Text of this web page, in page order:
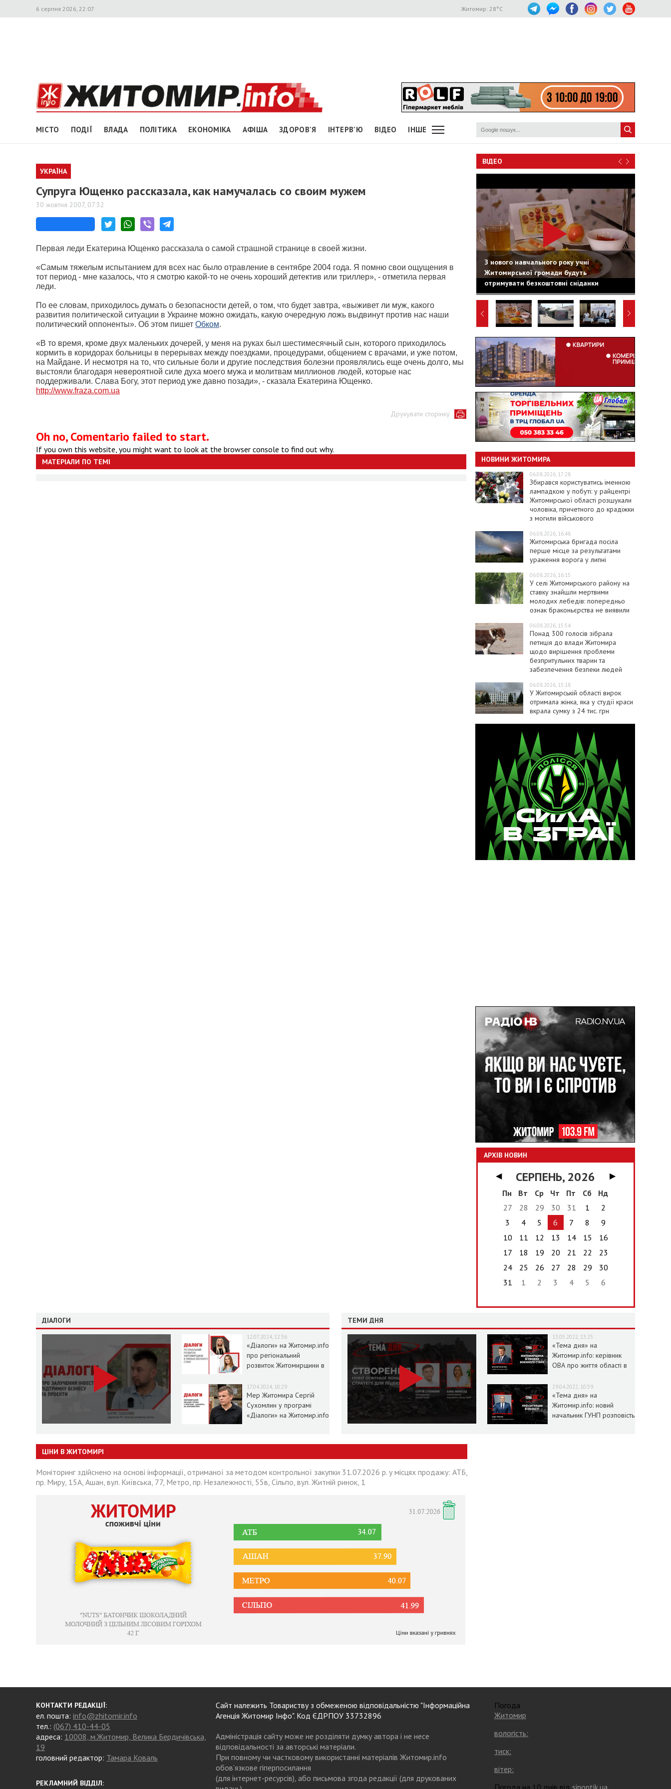
6 серпня 2026, 22:07 Житомир: 28°C
МІСТО ПОДІЇ ВЛАДА ПОЛІТИКА ЕКОНОМІКА АФІША ЗДОРОВ'Я ІНТЕРВ'Ю ВІДЕО ІНШЕ
УКРАЇНА
Супруга Ющенко рассказала, как намучалась со своим мужем
30 жовтня 2007, 07:32
Первая леди Екатерина Ющенко рассказала о самой страшной странице в своей жизни.
«Самым тяжелым испытанием для всех нас было отравление в сентябре 2004 года. Я помню свои ощущения в
тот период - мне казалось, что я смотрю какой-то не очень хороший детектив или триллер», - отметила первая
леди.
По ее словам, приходилось думать о безопасности детей, о том, что будет завтра, «выживет ли муж, какого
развития политической ситуации в Украине можно ожидать, какую очередную ложь выдвинут против нас наши
политический оппоненты». Об этом пишет Обком.
«В то время, кроме двух маленьких дочерей, у меня на руках был шестимесячный сын, которого приходилось
кормить в коридорах больницы в перерывах между поездками, процедурами, общением с врачами, и уже потом,
на Майдане. И несмотря на то, что сильные боли и другие последствия болезни проявлялись еще очень долго, мы
выстояли благодаря невероятной силе духа моего мужа и молитвам миллионов людей, которые нас
поддерживали. Слава Богу, этот период уже давно позади», - сказала Екатерина Ющенко.
http://www.fraza.com.ua
Друкувати сторінку
Oh no, Comentario failed to start.
If you own this website, you might want to look at the browser console to find out why.
МАТЕРІАЛИ ПО ТЕМІ
ВІДЕО
З нового навчального року учні
Житомирської громади будуть
отримувати безкоштовні сніданки
НОВИНИ ЖИТОМИРА
06.08.2026, 17:28
Збирався користуватись іменною
лампадкою у побуті: у райцентрі
Житомирської області розшукали
чоловіка, причетного до крадіжки
з могили військового
06.08.2026, 16:48
Житомирська бригада посіла
перше місце за результатами
ураження ворога у липні
06.08.2026, 16:15
У селі Житомирського району на
ставку знайшли мертвими
молодих лебедів: попередньо
ознак браконьєрства не виявили
06.08.2026, 15:54
Понад 300 голосів зібрала
петиція до влади Житомира
щодо вирішення проблеми
безпритульних тварин та
забезпечення безпеки людей
06.08.2026, 15:18
У Житомирській області вирок
отримала жінка, яка у студії краси
вкрала сумку з 24 тис. грн
АРХІВ НОВИН
◀ СЕРПЕНЬ, 2026
▶
Пн
Вт Ср Чт Пт Сб
Нд
27
28 29 30 31 1
2
3
4 5 6 7 8
9
10
11 12 13 14 15
16
17
18 19 20 21 22
23
24
25 26 27 28 29
30
31
1 2 3 4 5 6
ДІАЛОГИ
12.07.2024, 12:36
«Діалоги» на Житомир.info
про регіональний
розвиток Житомирщини в
17.04.2024, 10:29
Мер Житомира Сергій
Сухомлин у програмі
«Діалоги» на Житомир.info
ТЕМИ ДНЯ
13.05.2022, 13:25
«Тема дня» на
Житомир.info: керівник
ОВА про життя області в
29.04.2022, 10:59
«Тема дня» на
Житомир.info: новий
начальник ГУНП розповість
ЦІНИ В ЖИТОМИРІ
Моніторинг здійснено на основі інформації, отриманої за методом контрольної закупки 31.07.2026 р. у місцях продажу: АТБ,
пр. Миру, 15А, Ашан, вул. Київська, 77, Метро, пр. Незалежності, 55в, Сільпо, вул. Житній ринок, 1
КОНТАКТИ РЕДАКЦІЇ:
ел. пошта: info@zhitomir.info
тел.: (067) 410-44-05
адреса: 10008, м.Житомир, Велика Бердичівська,
19
головний редактор: Тамара Коваль
РЕКЛАМНИЙ ВІДДІЛ:
Сайт належить Товариству з обмеженою відповідальністю "Інформаційна
Агенція Житомир Інфо". Код ЄДРПОУ 33732896
Адміністрація сайту може не розділяти думку автора і не несе
відповідальності за авторські матеріали.
При повному чи частковому використанні матеріалів Житомир.info
обов’язкове гіперпосилання
(для інтернет-ресурсів), або письмова згода редакції (для друкованих
Погода
Житомир
вологість:
тиск:
вітер:
Погода на 10 днів від sinoptik.ua